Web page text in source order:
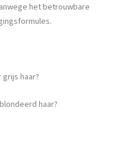
het betrouwbare
haar?
haar?